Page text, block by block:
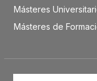
Másteres
Másteres de